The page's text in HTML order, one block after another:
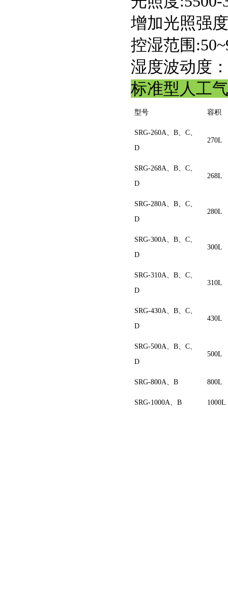
增加光照强度
控湿范围
湿度波动度
标准型人工
型号 容积
SRG-260A、B、C、
D
270L
SRG-268A、B、C、
D
268L
SRG-280A、B、C、
D
280L
SRG-300A、B、C、
D
300L
SRG-310A、B、C、
D
310L
SRG-430A、B、C、
D
430L
SRG-500A、B、C、
D
500L
SRG-800A、B 800L
SRG-1000A、B 1000L